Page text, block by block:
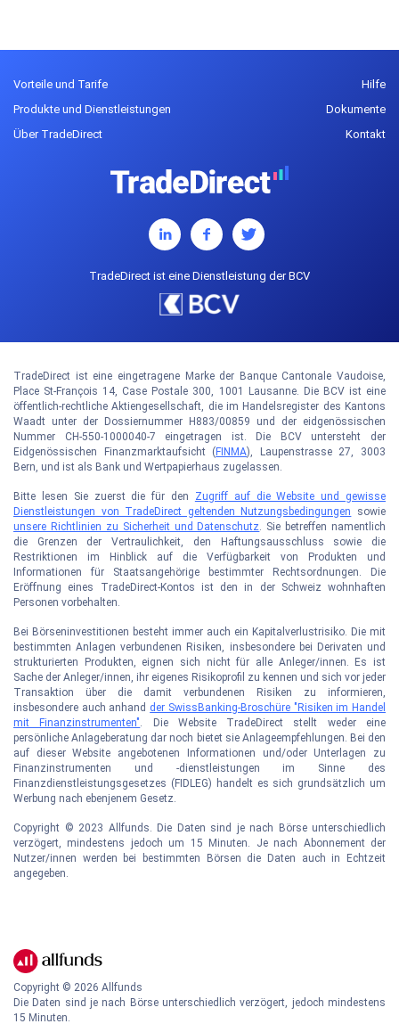
Vorteile und Tarife
Produkte und Dienstleistungen
Über TradeDirect
Hilfe
Dokumente
Kontakt
TradeDirect ist eine Dienstleistung der BCV
TradeDirect ist eine eingetragene Marke der Banque Cantonale Vaudoise,
Place St-François 14, Case Postale 300, 1001 Lausanne. Die BCV ist eine
öffentlich-rechtliche Aktiengesellschaft, die im Handelsregister des Kantons
Waadt unter der Dossiernummer H883/00859 und der eidgenössischen
Nummer CH-550-1000040-7 eingetragen ist. Die BCV untersteht der
Eidgenössischen Finanzmarktaufsicht (FINMA), Laupenstrasse 27, 3003
Bern, und ist als Bank und Wertpapierhaus zugelassen.
Bitte lesen Sie zuerst die für den Zugriff auf die Website und gewisse
Dienstleistungen von TradeDirect geltenden Nutzungsbedingungen
sowie
unsere Richtlinien zu Sicherheit und Datenschutz. Sie betreffen namentlich
die Grenzen der Vertraulichkeit, den Haftungsausschluss sowie die
Restriktionen im Hinblick auf die Verfügbarkeit von Produkten und
Informationen für Staatsangehörige bestimmter Rechtsordnungen. Die
Eröffnung eines TradeDirect-Kontos ist den in der Schweiz wohnhaften
Personen vorbehalten.
Bei Börseninvestitionen besteht immer auch ein Kapitalverlustrisiko. Die mit
bestimmten Anlagen verbundenen Risiken, insbesondere bei Derivaten und
strukturierten Produkten, eignen sich nicht für alle Anleger/innen. Es ist
Sache der Anleger/innen, ihr eigenes Risikoprofil zu kennen und sich vor jeder
Transaktion über die damit verbundenen Risiken zu informieren,
insbesondere auch anhand der SwissBanking-Broschüre "Risiken im Handel
mit Finanzinstrumenten". Die Website TradeDirect stellt weder eine
persönliche Anlageberatung dar noch bietet sie Anlageempfehlungen. Bei den
auf dieser Website angebotenen Informationen und/oder Unterlagen zu
Finanzinstrumenten und -dienstleistungen im Sinne des
Finanzdienstleistungsgesetzes (FIDLEG) handelt es sich grundsätzlich um
Werbung nach ebenjenem Gesetz.
Copyright © 2023 Allfunds. Die Daten sind je nach Börse unterschiedlich
verzögert, mindestens jedoch um 15 Minuten. Je nach Abonnement der
Nutzer/innen werden bei bestimmten Börsen die Daten auch in Echtzeit
angegeben.
Copyright © 2026 Allfunds
Die Daten sind je nach Börse unterschiedlich verzögert, jedoch mindestens
15 Minuten.